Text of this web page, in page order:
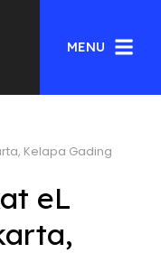
MENU
Kelapa Gading
eL